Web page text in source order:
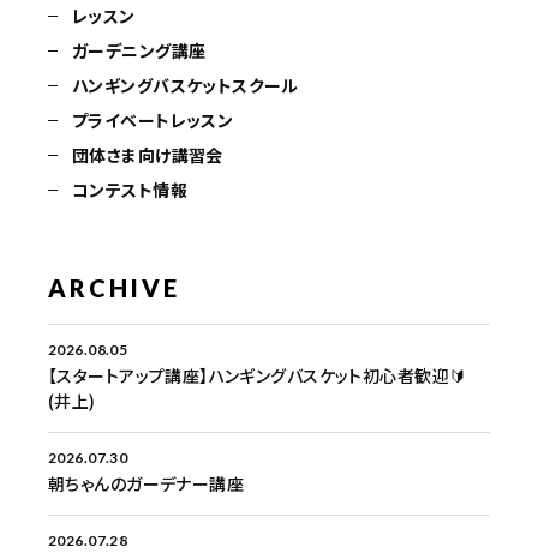
レッスン
ガーデニング講座
ハンギングバスケットスクール
プライベートレッスン
団体さま向け講習会
コンテスト情報
ARCHIVE
2026.08.05
【スタートアップ講座】ハンギングバスケット初心者歓迎🔰
(井上)
2026.07.30
朝ちゃんのガーデナー講座
2026.07.28